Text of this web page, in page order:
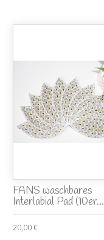
FANS waschbares
Interlabial Pad (10er...
20,00 €